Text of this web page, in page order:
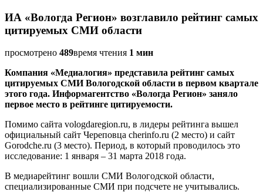
ИА «Вологда Регион» возглавило рейтинг самых
цитируемых СМИ области
просмотрено 489время чтения 1 мин
Компания «Медиалогия» представила рейтинг самых
цитируемых СМИ Вологодской области в первом квартале
этого года. Информагентство «Вологда Регион» заняло
первое место в рейтинге цитируемости.
Помимо сайта vologdaregion.ru, в лидеры рейтинга вышел
официальный сайт Череповца cherinfo.ru (2 место) и сайт
Gorodche.ru (3 место). Период, в который проводилось это
исследование: 1 января – 31 марта 2018 года.
В медиарейтинг вошли СМИ Вологодской области,
специализированные СМИ при подсчете не учитывались.